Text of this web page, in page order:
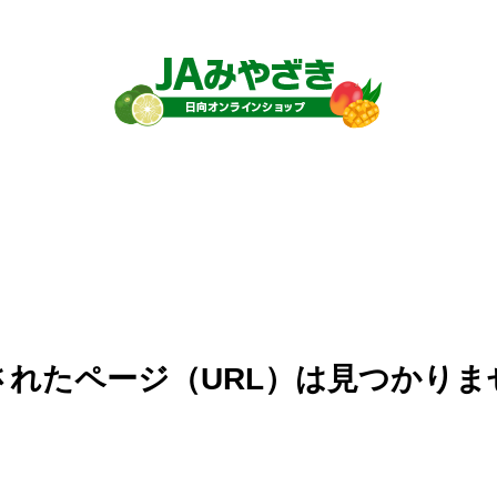
れたページ（URL）は見つかりま